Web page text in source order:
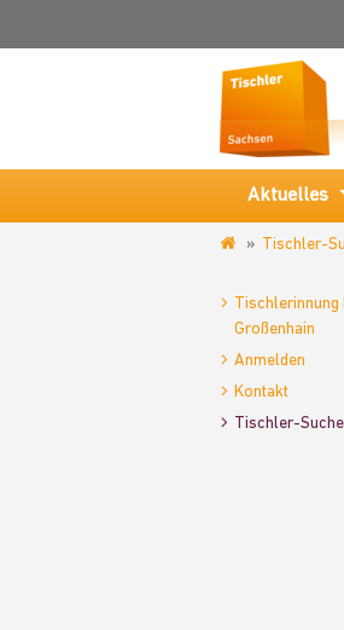
Aktuelles
meissen.de
Tischler-
Tischlerinnung
Großenhain
Anmelden
Kontakt
Tischler-Suche